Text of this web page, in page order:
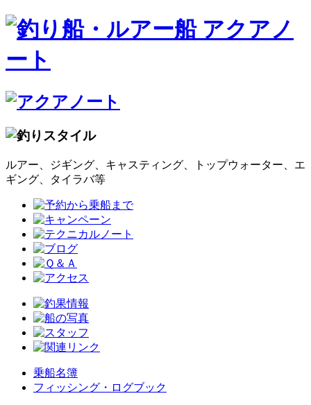
ルアー、ジギング、キャスティング、トップウォーター、エ
ギング、タイラバ等
乗船名簿
フィッシング・ログブック